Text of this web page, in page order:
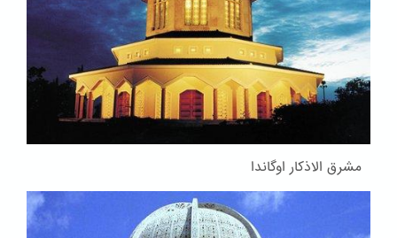
مشرق الاذکار اوگاندا